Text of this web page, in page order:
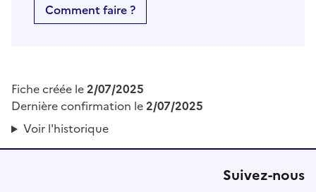
Comment faire ?
Fiche créée le2/07/2025
Dernière confirmation le2/07/2025
Voir l'historique
Suivez-nous